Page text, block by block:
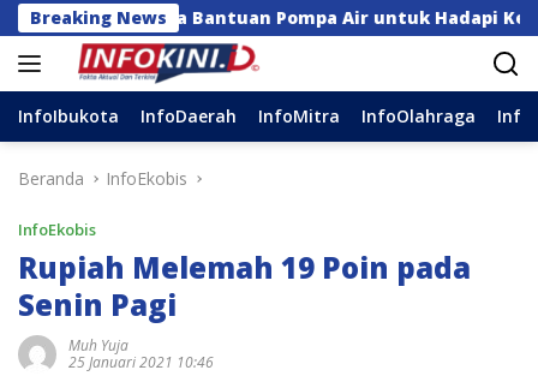
Langsung
ke
konten
Breaking News
hingga Bantuan Pompa Air untuk Hadapi Kemarau di
InfoIbukota InfoDaerah InfoMitra InfoOlahraga
Beranda InfoEkobis
InfoEkobis
Rupiah Melemah 19 Poin pada
Senin Pagi
Muh Yuja
25 Januari 2021 10:46